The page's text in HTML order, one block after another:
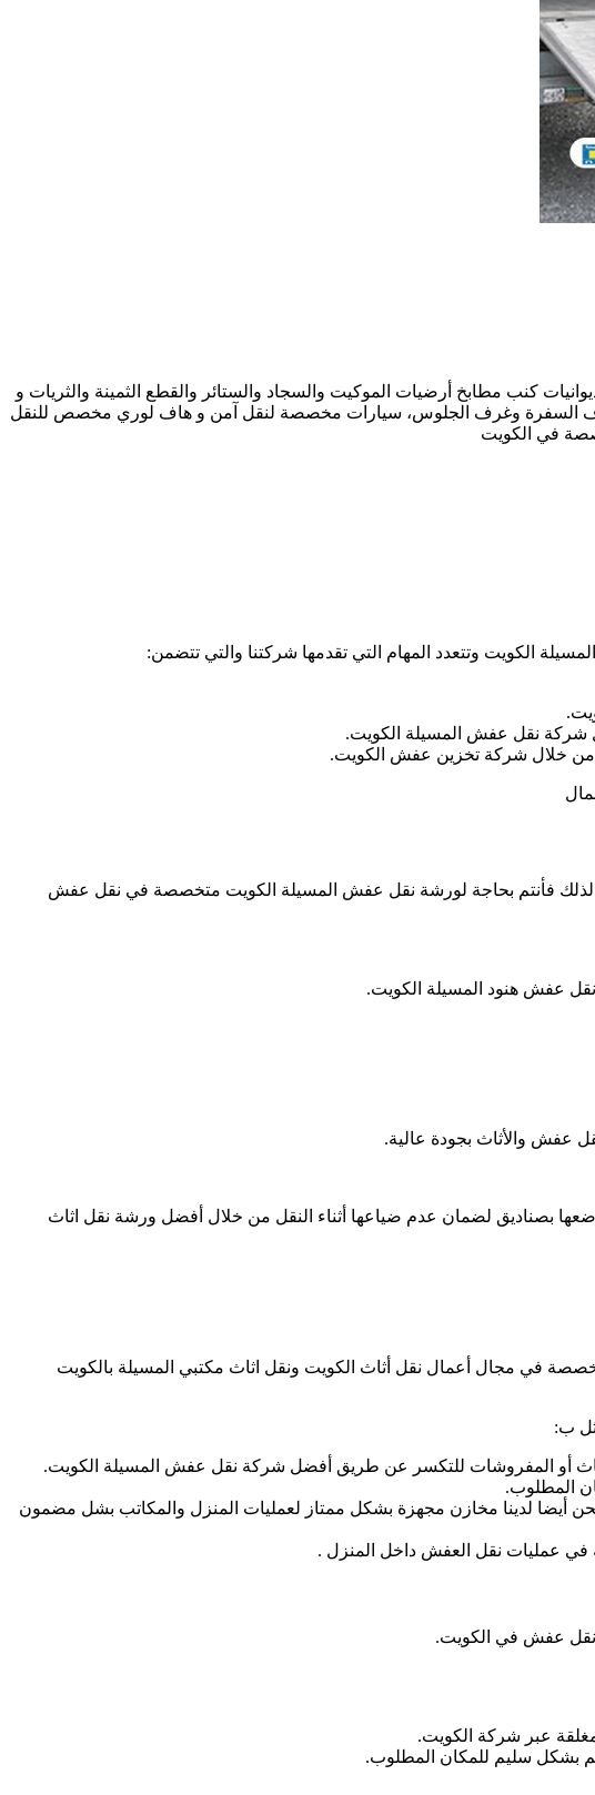
كنب مطابخ أرضيات الموكيت والسجاد والستائر والقطع الثمينة والثريات و
نقل غرف السفرة وغرف الجلوس، سيارات مخصصة لنقل آمن و هاف لوري مخصص للنقل
في الكويت
الكويت وتتعدد المهام التي تقدمها شركتنا والتي تتضمن:
شركة نقل عفش المسيلة الكويت.
من خلال شركة تخزين عفش الكويت.
لذلك فأنتم بحاجة لورشة نقل عفش المسيلة الكويت متخصصة في نقل عفش
عفش هنود المسيلة الكويت.
والأثاث بجودة عالية.
بصناديق لضمان عدم ضياعها أثناء النقل من خلال أفضل ورشة نقل اثاث
في مجال أعمال نقل أثاث الكويت ونقل اثاث مكتبي المسيلة بالكويت
ب:
أو المفروشات للتكسر عن طريق أفضل شركة نقل عفش المسيلة الكويت.
المطلوب.
لدينا مخازن مجهزة بشكل ممتاز لعمليات المنزل والمكاتب بشل مضمون
في عمليات نقل العفش داخل المنزل .
نقل عفش في الكويت.
عبر شركة الكويت.
بشكل سليم للمكان المطلوب.